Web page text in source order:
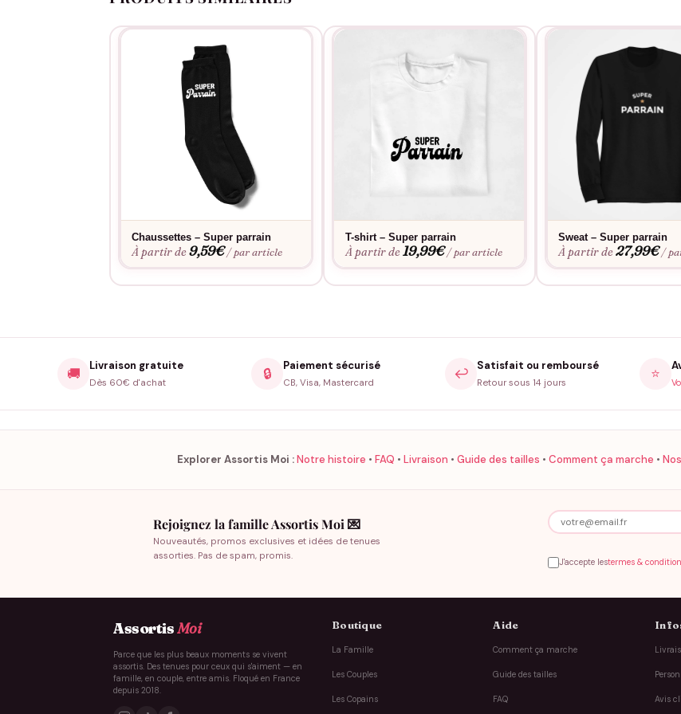
Chaussettes – Super parrain
À partir de9,59€ / par article
T-shirt – Super parrain
À partir de19,99€ / par article
Sweat – Super parrain
À partir de27,99€ /
🚚 Livraison gratuite
Dès 60€ d'achat
🔒 Paiement sécurisé
CB, Visa, Mastercard
↩️ Satisfait ou remboursé
Retour sous 14 jours
⭐
Explorer Assortis Moi :Notre histoire • FAQ • Livraison • Guide des tailles • Comment ça marche •
Rejoignez la famille Assortis Moi 💌
Nouveautés, promos exclusives et idées de tenues
assorties. Pas de spam, promis.
J'accepte lestermes &
AssortisMoi
Parce que les plus beaux moments se vivent
assortis. Des tenues pour ceux qui s'aiment — en
famille, en couple, entre amis. Floqué en France
depuis 2018.
Boutique
La Famille
Les Couples
Les Copains
Aide
Comment ça marche
Guide des tailles
FAQ Avis